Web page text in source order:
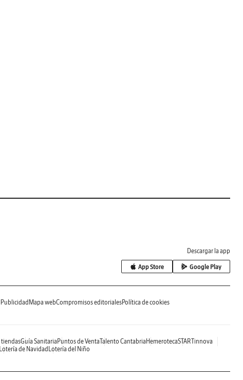
Descargar la app
App Store Google Play
Publicidad Mapa webCompromisos editorialesPolítica de cookies
tiendasGuía Sanitaria Puntos de VentaTalento Cantabria HemerotecaSTARTinnova
Lotería de Navidad Lotería del Niño